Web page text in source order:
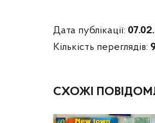
Дата публікації:
Кількість переглядів:
СХОЖІ